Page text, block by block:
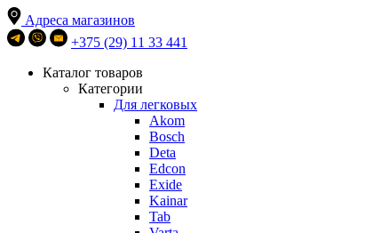
Адреса магазинов
+375 (29) 11 33 441
Каталог товаров
Категории
Для легковых
Akom
Bosch
Deta
Edcon
Exide
Kainar
Tab